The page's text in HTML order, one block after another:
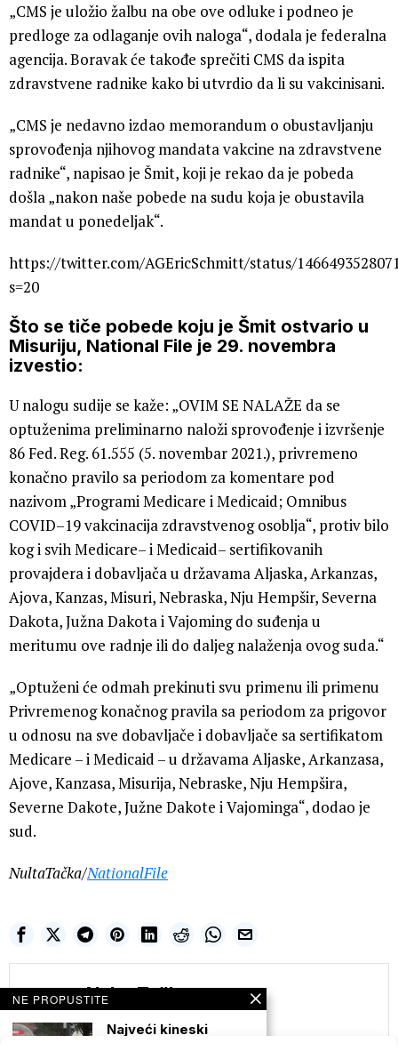
„CMS je uložio žalbu na obe ove odluke i podneo je
predloge za odlaganje ovih naloga“, dodala je federalna
agencija. Boravak će takođe sprečiti CMS da ispita
zdravstvene radnike kako bi utvrdio da li su vakcinisani.
„CMS je nedavno izdao memorandum o obustavljanju
sprovođenja njihovog mandata vakcine na zdravstvene
radnike“, napisao je Šmit, koji je rekao da je pobeda
došla „nakon naše pobede na sudu koja je obustavila
mandat u ponedeljak“.
https://twitter.com/AGEricSchmitt/status/
s=20
Što se tiče pobede koju je Šmit ostvario u
Misuriju, National File je 29. novembra
izvestio:
U nalogu sudije se kaže: „OVIM SE NALAŽE da se
optuženima preliminarno naloži sprovođenje i izvršenje
86 Fed. Reg. 61.555 (5. novembar 2021.), privremeno
konačno pravilo sa periodom za komentare pod
nazivom „Programi Medicare i Medicaid; Omnibus
COVID–19 vakcinacija zdravstvenog osoblja“, protiv bilo
kog i svih Medicare– i Medicaid– sertifikovanih
provajdera i dobavljača u državama Aljaska, Arkanzas,
Ajova, Kanzas, Misuri, Nebraska, Nju Hempšir, Severna
Dakota, Južna Dakota i Vajoming do suđenja u
meritumu ove radnje ili do daljeg nalaženja ovog suda.“
„Optuženi će odmah prekinuti svu primenu ili primenu
Privremenog konačnog pravila sa periodom za prigovor
u odnosu na sve dobavljače i dobavljače sa sertifikatom
Medicare – i Medicaid – u državama Aljaske, Arkanzasa,
Ajove, Kanzasa, Misurija, Nebraske, Nju Hempšira,
Severne Dakote, Južne Dakote i Vajominga“, dodao je
sud.
NultaTačka/NationalFile
Nulta Tačka
NE PROPUSTITE
Najveći kineski